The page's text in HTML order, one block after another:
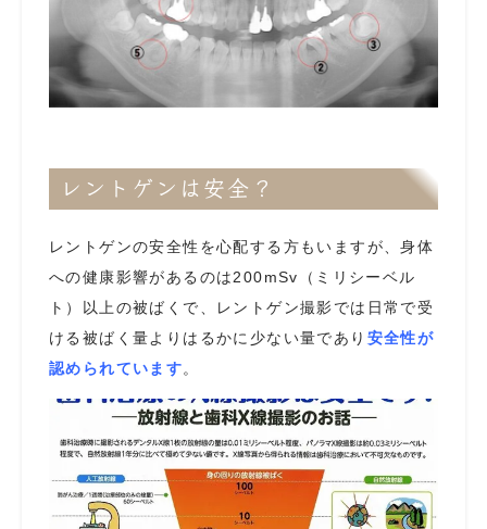
レントゲンは安全？
レントゲンの安全性を心配する方もいますが、身体
への健康影響があるのは200mSv（ミリシーベル
ト）以上の被ばくで、レントゲン撮影では日常で受
ける被ばく量よりはるかに少ない量であり 安全性が
認められています。